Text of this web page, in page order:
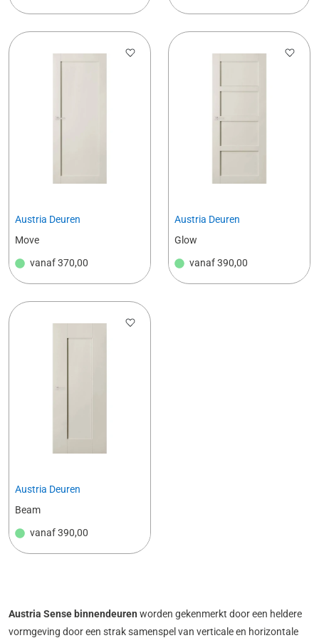
Austria Deuren
Move
vanaf370,00
Austria Deuren
Glow
vanaf390,00
Austria Deuren
Beam
vanaf390,00
Austria Sense binnendeuren worden gekenmerkt door een heldere
vormgeving door een strak samen­spel van verticale en horizontale